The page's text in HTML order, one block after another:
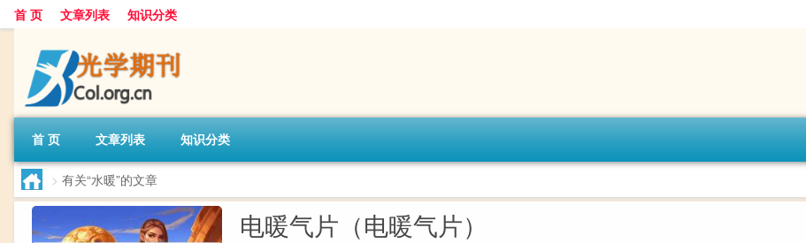
首 页 文章列表 知识分类
首 页 文章列表 知识分类
> 有关“水暖”的文章
电暖气片（电暖气片）